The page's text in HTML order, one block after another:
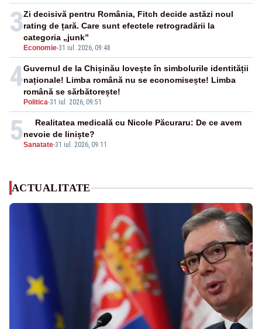
3
Economie-31 iul. 2026, 09:48
Zi decisivă pentru România, Fitch decide astăzi noul
rating de țară. Care sunt efectele retrogradării la
categoria „junk”
4
Politica-31 iul. 2026, 09:51
Guvernul de la Chișinău lovește în simbolurile identității
naționale! Limba română nu se economisește! Limba
română se sărbătorește!
5Sanatate-31 iul. 2026, 09:11
Realitatea medicală cu Nicole Păcuraru: De ce avem
nevoie de liniște?
ACTUALITATE